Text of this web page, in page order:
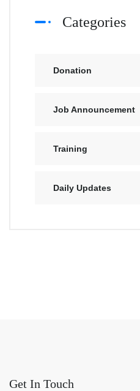
Categories
Donation
Job Announcement
Training
Daily Updates
Get In Touch